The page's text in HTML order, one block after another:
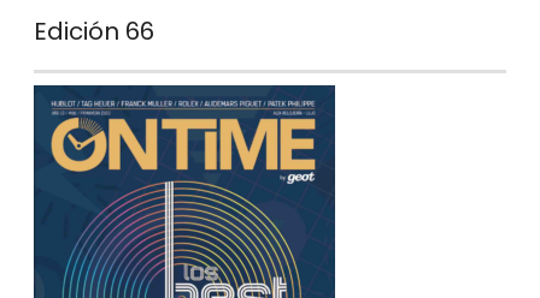
Edición 66